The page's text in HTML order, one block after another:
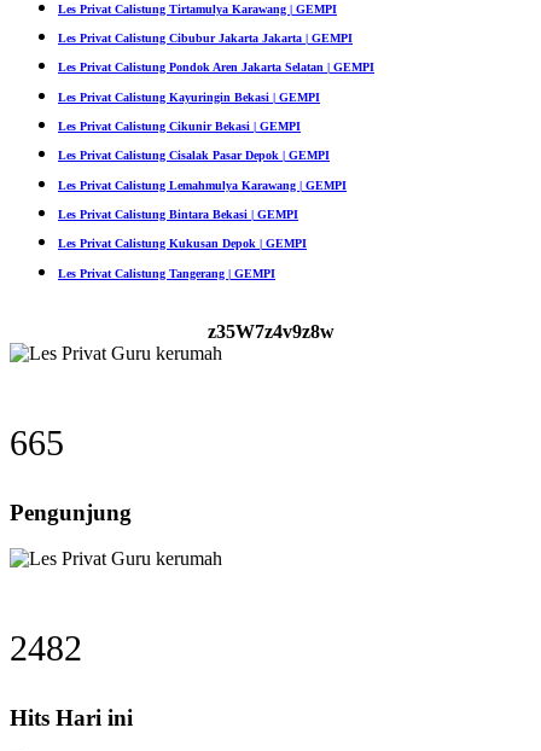
Les Privat Calistung Tirtamulya Karawang | GEMPI
Les Privat Calistung Cibubur Jakarta Jakarta | GEMPI
Les Privat Calistung Pondok Aren Jakarta Selatan | GEMPI
Les Privat Calistung Kayuringin Bekasi | GEMPI
Les Privat Calistung Cikunir Bekasi | GEMPI
Les Privat Calistung Cisalak Pasar Depok | GEMPI
Les Privat Calistung Lemahmulya Karawang | GEMPI
Les Privat Calistung Bintara Bekasi | GEMPI
Les Privat Calistung Kukusan Depok | GEMPI
Les Privat Calistung Tangerang | GEMPI
z35W7z4v9z8w
665
Pengunjung
2482
Hits Hari ini